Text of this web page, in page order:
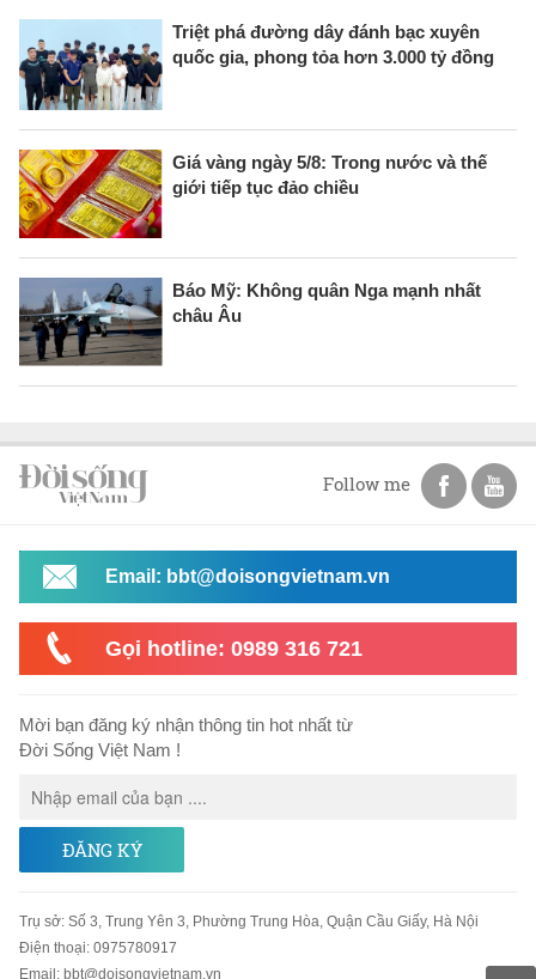
Triệt phá đường dây đánh bạc xuyên
quốc gia, phong tỏa hơn 3.000 tỷ đồng
Giá vàng ngày 5/8: Trong nước và thế
giới tiếp tục đảo chiều
Báo Mỹ: Không quân Nga mạnh nhất
châu Âu
Follow me
Email: bbt@doisongvietnam.vn
Gọi hotline: 0989 316 721
Mời bạn đăng ký nhận thông tin hot nhất từ
Đời Sống Việt Nam !
ĐĂNG KÝ
Trụ sở: Số 3, Trung Yên 3, Phường Trung Hòa, Quận Cầu Giấy, Hà Nội
Điện thoại: 0975780917
Email : bbt@doisongvietnam.vn